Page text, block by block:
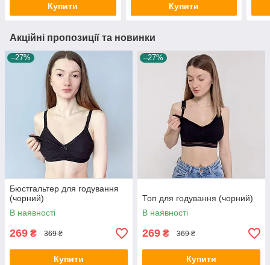
Купити Купити
Акційні пропозиції та новинки
–27%
Бюстгальтер для годування
(чорний)
В наявності
269 ₴ 369 ₴
Купити
–27%
Топ для годування (чорний)
В наявності
269 ₴ 369 ₴
Купити